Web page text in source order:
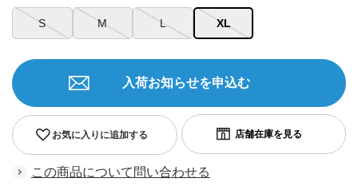
S M L XL
お気に入りに追加する
入荷お知らせを申込む
この商品について問い合わせる